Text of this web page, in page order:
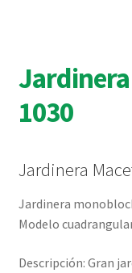
DESCARGAS
CONTACTO
1030
Jardinera
Jardinera
Modelo
Descripción: Gran